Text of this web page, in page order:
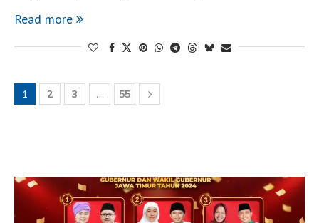
Read more
1 2 3 … 55